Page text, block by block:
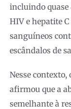
incluindo quase
HIV e hepatite
sanguíneos
escândalos de
Nesse
afirmou que a
semelhante à